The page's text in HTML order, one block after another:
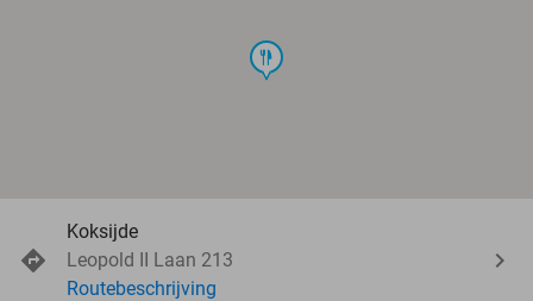
food
Koksijde
Leopold II Laan 213
Routebeschrijving